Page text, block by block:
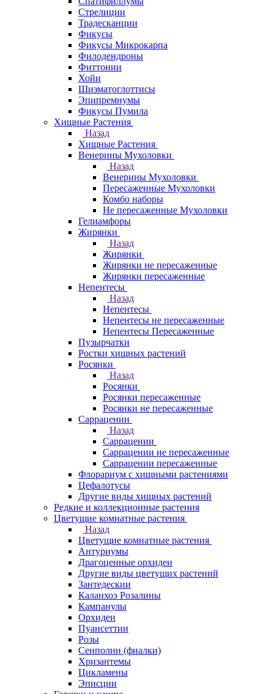
Стрелиции
Традесканции
Фикусы
Фикусы Микрокарпа
Филодендроны
Фиттонии
Хойи
Шизматоглоттисы
Эпипремнумы
Фикусы Пумила
Хищные Растения
Назад
Хищные Растения
Венерины Мухоловки
Назад
Венерины Мухоловки
Пересаженные Мухоловки
Комбо наборы
Не пересаженные Мухоловки
Гелиамфоры
Жирянки
Назад
Жирянки
Жирянки не пересаженные
Жирянки пересаженные
Непентесы
Назад
Непентесы
Непентесы не пересаженные
Непентесы Пересаженные
Пузырчатки
Ростки хищных растений
Росянки
Назад
Росянки
Росянки пересаженные
Росянки не пересаженные
Саррацении
Назад
Саррацении
Саррацении не пересаженные
Саррацении пересаженные
Флорариум с хищными растениями
Цефалотусы
Другие виды хищных растений
Редкие и коллекционные растения
Цветущие комнатные растения
Назад
Цветущие комнатные растения
Антуриумы
Драгоценные орхидеи
Другие виды цветущих растений
Зантедескии
Каланхоэ Розалины
Кампанулы
Орхидеи
Пуансеттии
Розы
Сенполии (фиалки)
Хризантемы
Цикламены
Эписции